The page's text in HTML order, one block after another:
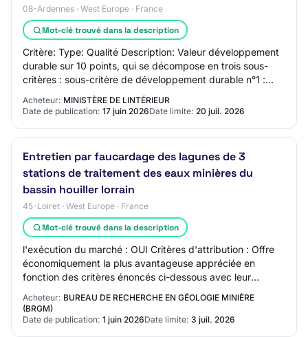
08-Ardennes · West Europe · France
Mot-clé trouvé dans la description
Critère: Type: Qualité Description: Valeur développement
durable sur 10 points, qui se décompose en trois sous-
critères : sous-critère de développement durable n°1 :
Allègement de l'impact carbone de…
Acheteur: MINISTÈRE DE LINTÉRIEUR
Date de publication: 17 juin 2026Date limite: 20 juil. 2026
Entretien par faucardage des lagunes de 3
stations de traitement des eaux minières du
bassin houiller lorrain
45-Loiret · West Europe · France
Mot-clé trouvé dans la description
l'exécution du marché : OUI Critères d'attribution : Offre
économiquement la plus avantageuse appréciée en
fonction des critères énoncés ci-dessous avec leur
pondération 15% Présentation du candidat…
Acheteur: BUREAU DE RECHERCHE EN GÉOLOGIE MINIÈRE
(BRGM)
Date de publication: 1 juin 2026Date limite: 3 juil. 2026